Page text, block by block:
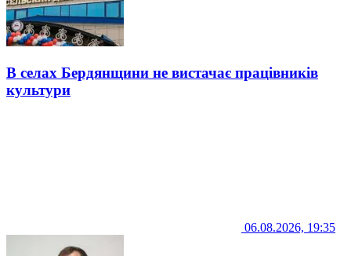
В селах Бердянщини не вистачає працівників
культури
06.08.2026, 19:35